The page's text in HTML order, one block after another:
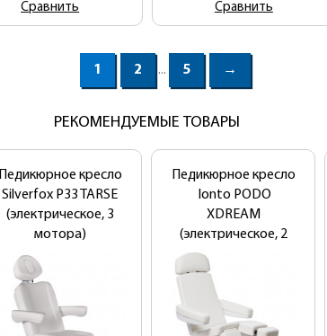
Сравнить Сравнить
1 2 ... 5 →
РЕКОМЕНДУЕМЫЕ ТОВАРЫ
Педикюрное кресло
Silverfox P33 TARSE
(электрическое, 3
мотора)
Педикюрное кресло
Ionto PODO
XDREAM
(электрическое, 2
мотора)